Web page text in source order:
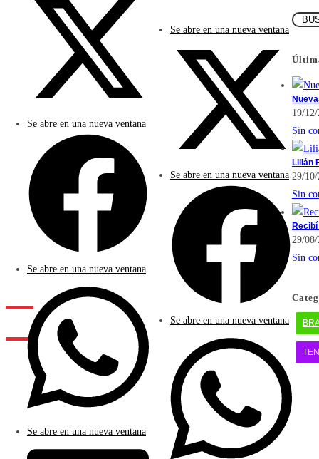
Se abre en una nueva ventana
Se abre en una nueva ventana
Se abre en una nueva ventana
Se abre en una nueva ventana
Se abre en una nueva ventana
Se abre en una nueva ventana
19/
Sin
Lilián
29/
Sin
29/
Sin